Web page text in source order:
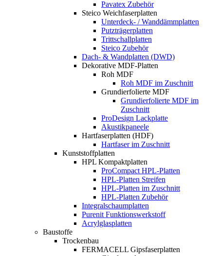
Pavatex Zubehör
Steico Weichfaserplatten
Unterdeck- / Wanddämmplatten
Putzträgerplatten
Trittschallplatten
Steico Zubehör
Dach- & Wandplatten (DWD)
Dekorative MDF-Platten
Roh MDF
Roh MDF im Zuschnitt
Grundierfolierte MDF
Grundierfolierte MDF im
Zuschnitt
ProDesign Lackplatte
Akustikpaneele
Hartfaserplatten (HDF)
Hartfaser im Zuschnitt
Kunststoffplatten
HPL Kompaktplatten
ProCompact HPL-Platten
HPL-Platten Streifen
HPL-Platten im Zuschnitt
HPL-Platten Zubehör
Integralschaumplatten
Purenit Funktionswerkstoff
Acrylglasplatten
Baustoffe
Trockenbau
FERMACELL Gipsfaserplatten